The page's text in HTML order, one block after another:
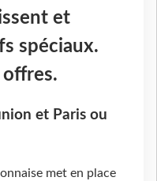
et
spéciaux.
et Paris ou
met en place